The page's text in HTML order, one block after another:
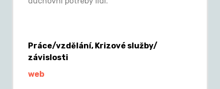
Práce/vzdělání, Krizové služby/
závislosti
web